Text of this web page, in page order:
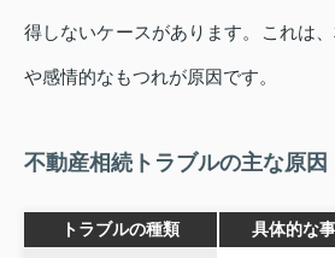
得しないケースがあります。これは
や感情的なもつれが原因です。
不動産相続トラブルの主な原因
トラブルの種類 具体的な